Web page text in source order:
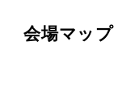
会場マップ